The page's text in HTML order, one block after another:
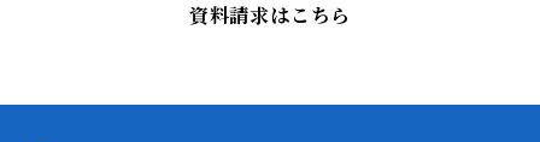
資料請求はこちら